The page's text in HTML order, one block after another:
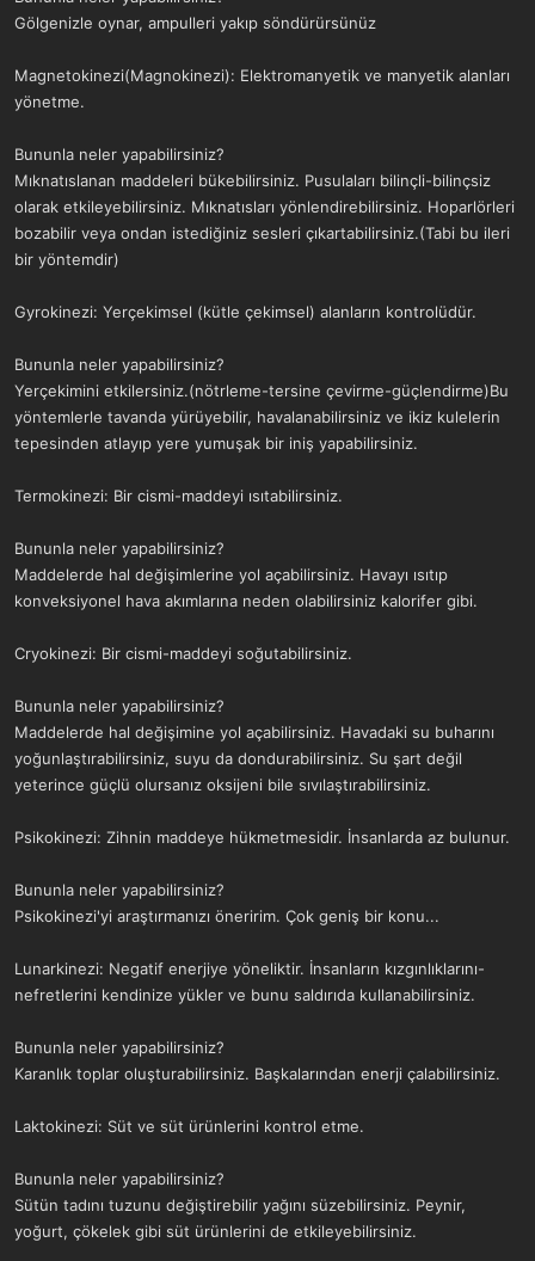
Gölgenizle oynar, ampulleri yakıp söndürürsünüz
Magnetokinezi(Magnokinezi): Elektromanyetik ve manyetik alanları
yönetme.
Bununla neler yapabilirsiniz?
Mıknatıslanan maddeleri bükebilirsiniz. Pusulaları bilinçli-bilinçsiz
olarak etkileyebilirsiniz. Mıknatısları yönlendirebilirsiniz. Hoparlörleri
bozabilir veya ondan istediğiniz sesleri çıkartabilirsiniz.(Tabi bu ileri
bir yöntemdir)
Gyrokinezi: Yerçekimsel (kütle çekimsel) alanların kontrolüdür.
Bununla neler yapabilirsiniz?
Yerçekimini etkilersiniz.(nötrleme-tersine çevirme-güçlendirme)Bu
yöntemlerle tavanda yürüyebilir, havalanabilirsiniz ve ikiz kulelerin
tepesinden atlayıp yere yumuşak bir iniş yapabilirsiniz.
Termokinezi: Bir cismi-maddeyi ısıtabilirsiniz.
Bununla neler yapabilirsiniz?
Maddelerde hal değişimlerine yol açabilirsiniz. Havayı ısıtıp
konveksiyonel hava akımlarına neden olabilirsiniz kalorifer gibi.
Cryokinezi: Bir cismi-maddeyi soğutabilirsiniz.
Bununla neler yapabilirsiniz?
Maddelerde hal değişimine yol açabilirsiniz. Havadaki su buharını
yoğunlaştırabilirsiniz, suyu da dondurabilirsiniz. Su şart değil
yeterince güçlü olursanız oksijeni bile sıvılaştırabilirsiniz.
Psikokinezi: Zihnin maddeye hükmetmesidir. İnsanlarda az bulunur.
Bununla neler yapabilirsiniz?
Psikokinezi'yi araştırmanızı öneririm. Çok geniş bir konu...
Lunarkinezi: Negatif enerjiye yöneliktir. İnsanların kızgınlıklarını-
nefretlerini kendinize yükler ve bunu saldırıda kullanabilirsiniz.
Bununla neler yapabilirsiniz?
Karanlık toplar oluşturabilirsiniz. Başkalarından enerji çalabilirsiniz.
Laktokinezi: Süt ve süt ürünlerini kontrol etme.
Bununla neler yapabilirsiniz?
Sütün tadını tuzunu değiştirebilir yağını süzebilirsiniz. Peynir,
yoğurt, çökelek gibi süt ürünlerini de etkileyebilirsiniz.